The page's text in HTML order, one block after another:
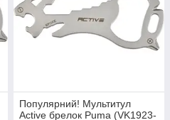
Популярний! Мультитул
Active брелок Puma (VK1923-